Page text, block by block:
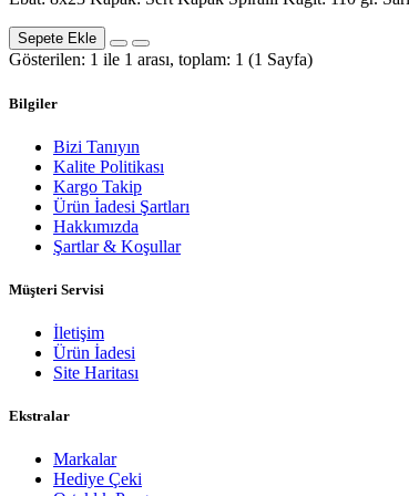
Sepete Ekle
Gösterilen: 1 ile 1 arası, toplam: 1 (1 Sayfa)
Bilgiler
Bizi Tanıyın
Kalite Politikası
Kargo Takip
Ürün İadesi Şartları
Hakkımızda
Şartlar & Koşullar
Müşteri Servisi
İletişim
Ürün İadesi
Site Haritası
Ekstralar
Markalar
Hediye Çeki